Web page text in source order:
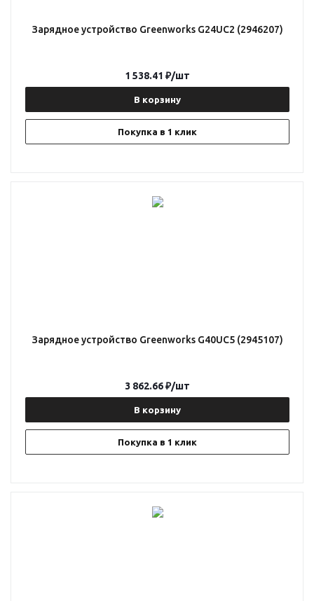
Зарядное устройство Greenworks G24UC2 (2946207)
В корзину
Покупка в 1 клик
1 538.41 ₽/шт
Зарядное устройство Greenworks G40UC5 (2945107)
В корзину
Покупка в 1 клик
3 862.66₽/шт